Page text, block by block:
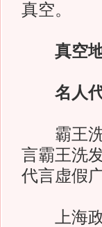
真空。
真空
名人
霸王洗
言霸王洗
代言虚假
上海政